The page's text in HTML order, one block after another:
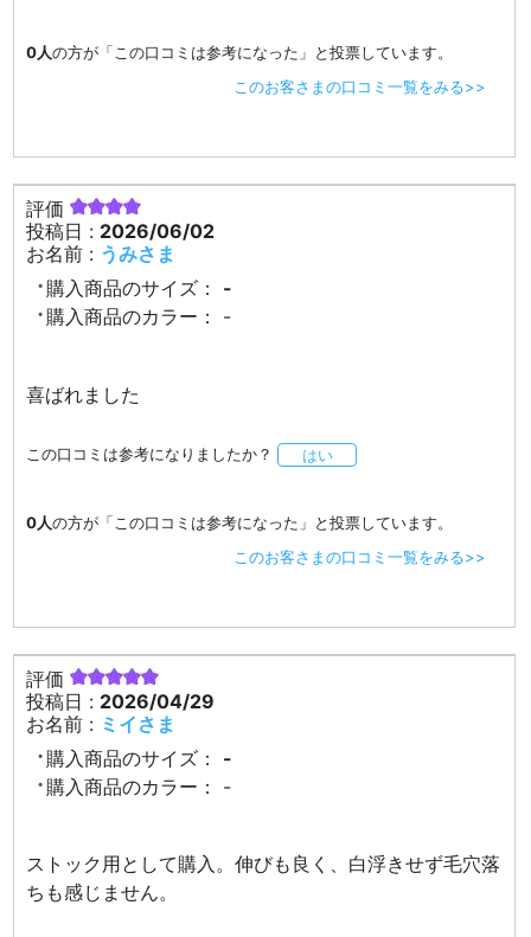
0人の方が「この口コミは参考になった」と投票しています。
このお客さまの口コミ一覧をみる>>
評価
投稿日 : 2026/06/02
お名前 : うみさま
購入商品のサイズ：
-
購入商品のカラー：
-
喜ばれました
この口コミは参考になりましたか？ はい
0人の方が「この口コミは参考になった」と投票しています。
このお客さまの口コミ一覧をみる>>
評価
投稿日 : 2026/04/29
お名前 : ミイさま
購入商品のサイズ：
-
購入商品のカラー：
-
ストック用として購入。伸びも良く、白浮きせず毛穴落
ちも感じません。